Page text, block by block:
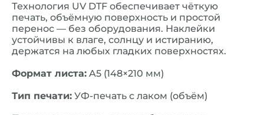
Технология UV DTF обеспечивает чёткую
печать, объёмную поверхность и простой
перенос — без оборудования. Наклейки
устойчивы к влаге, солнцу и истиранию,
держатся на любых гладких поверхностях.
Формат листа: A5 (148×210 мм)
Тип печати: УФ-печать с лаком (объём)